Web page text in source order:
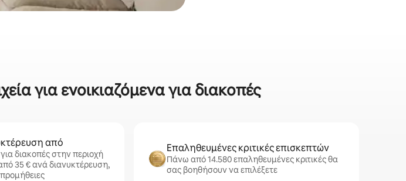
για ενοικιαζόμενα για διακοπές
από
διακοπές στην περιοχή
35 € ανά διανυκτέρευση,
Επαληθευμένες κριτικές επισκεπτών
Πάνω από 14.580 επαληθευμένες κριτικές θα
σας βοηθήσουν να επιλέξετε